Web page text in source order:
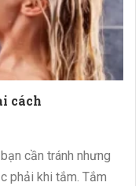
cách
cần tránh nhưng
phải khi tắm. Tắm